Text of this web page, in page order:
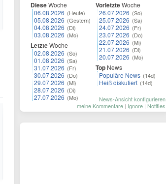
DieseWoche
06.08.2026 (Heute)
05.08.2026 (Gestern)
04.08.2026 (Di)
03.08.2026 (Mo)
LetzteWoche
02.08.2026 (So)
01.08.2026 (Sa)
31.07.2026 (Fr)
30.07.2026 (Do)
29.07.2026 (Mi)
28.07.2026 (Di)
27.07.2026 (Mo)
VorletzteWoche
26.07.2026 (So)
25.07.2026 (Sa)
24.07.2026 (Fr)
23.07.2026 (Do)
22.07.2026 (Mi)
21.07.2026 (Di)
20.07.2026 (Mo)
Top News
Populäre News (14d)
Heiß diskutiert (14d)
News-Ansicht konfigurieren
meine Kommentare | Ignore | Notifies